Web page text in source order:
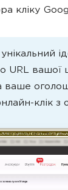
кліку
вашої
ваше
клік з